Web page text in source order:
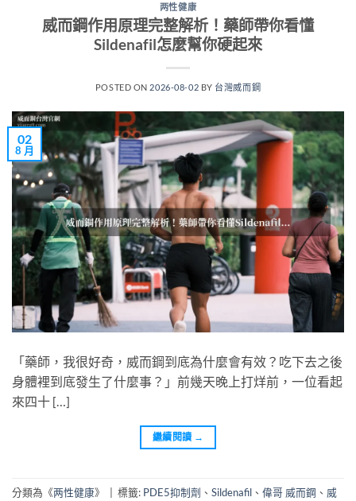
两性健康
威而鋼作用原理完整解析！藥師帶你看懂
Sildenafil怎麼幫你硬起來
POSTED ON 2026-08-02 BY 台灣威而鋼
02
8 月
「藥師，我很好奇，威而鋼到底為什麼會有效？吃下去之後
身體裡到底發生了什麼事？」前幾天晚上打烊前，一位看起
來四十 […]
繼續閱讀 →
分類為《两性健康》 標籤: PDE5抑制劑 、 Sildenafil 、 偉哥 威而鋼 、 威